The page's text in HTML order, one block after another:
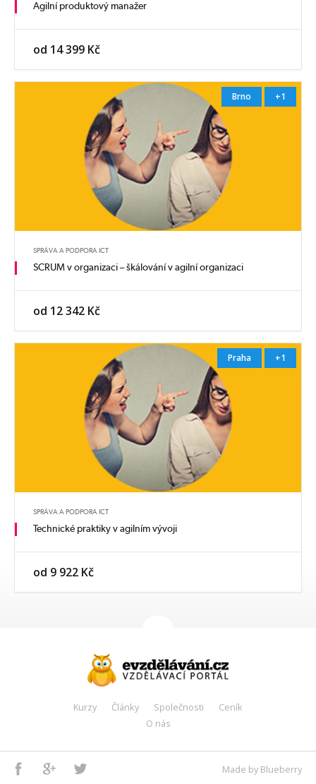
Agilní produktový manažer
od 14 399 Kč
Brno +1
SPRÁVA A PODPORA ICT
SCRUM v organizaci – škálování v agilní organizaci
od 12 342 Kč
Praha +1
SPRÁVA A PODPORA ICT
Technické praktiky v agilním vývoji
od 9 922 Kč
Kurzy Články Společnosti
Ceník
O nás
Facebook
Google+ Made by Blueberry